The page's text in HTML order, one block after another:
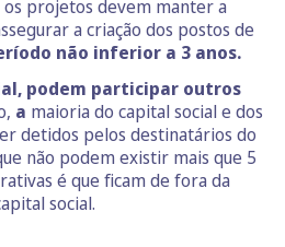
projetos devem manter a
a criação dos postos de
não inferior a 3 anos.
podem participar outros
a maioria do capital social e dos
detidos pelos destinatários do
não podem existir mais que 5
é que ficam de fora da
social.